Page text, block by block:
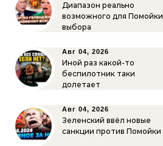
Диапазон реально
возможного для Помойки
выбора
Авг 04, 2026
Иной раз какой-то
беспилотник таки
долетает
Авг 04, 2026
Зеленский ввёл новые
санкции против Помойки